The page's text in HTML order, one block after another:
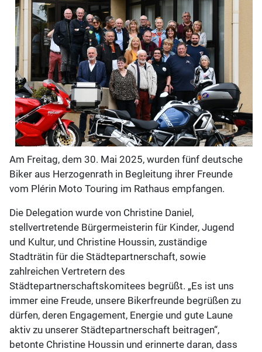
Am Freitag, dem 30. Mai 2025, wurden fünf deutsche
Biker aus Herzogenrath in Begleitung ihrer Freunde
vom Plérin Moto Touring im Rathaus empfangen.
Die Delegation wurde von Christine Daniel,
stellvertretende Bürgermeisterin für Kinder, Jugend
und Kultur, und Christine Houssin, zuständige
Stadträtin für die Städtepartnerschaft, sowie
zahlreichen Vertretern des
Städtepartnerschaftskomitees begrüßt. „Es ist uns
immer eine Freude, unsere Bikerfreunde begrüßen zu
dürfen, deren Engagement, Energie und gute Laune
aktiv zu unserer Städtepartnerschaft beitragen“,
betonte Christine Houssin und erinnerte daran, dass